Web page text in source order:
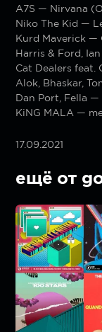
A7S — Nirvana
Niko The Kid —
Kurd Maverick —
Harris & Ford,
Cat Dealers
Alok, Bhaskar,
Dan Port, Fella —
KiNG MALA —
17.09.2021
ещё от